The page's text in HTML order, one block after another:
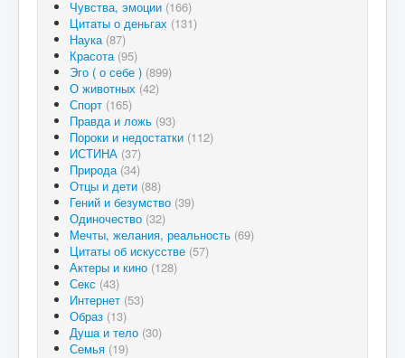
Чувства, эмоции (166)
Цитаты о деньгах (131)
Наука (87)
Красота (95)
Эго ( о себе ) (899)
О животных (42)
Спорт (165)
Правда и ложь (93)
Пороки и недостатки (112)
ИСТИНА (37)
Природа (34)
Отцы и дети (88)
Гений и безумство (39)
Одиночество (32)
Мечты, желания, реальность (69)
Цитаты об искусстве (57)
Актеры и кино (128)
Секс (43)
Интернет (53)
Образ (13)
Душа и тело (30)
Семья (19)